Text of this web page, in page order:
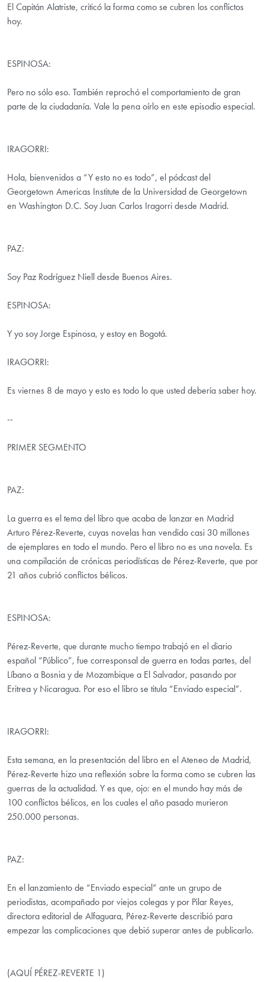
El Capitán Alatriste, criticó la forma como se cubren los conflictos
hoy.
ESPINOSA:
Pero no sólo eso. También reprochó el comportamiento de gran
parte de la ciudadanía. Vale la pena oírlo en este episodio especial.
IRAGORRI:
Hola, bienvenidos a “Y esto no es todo”, el pódcast del
Georgetown Americas Institute de la Universidad de Georgetown
en Washington D.C. Soy Juan Carlos Iragorri desde Madrid.
PAZ:
Soy Paz Rodríguez Niell desde Buenos Aires.
ESPINOSA:
Y yo soy Jorge Espinosa, y estoy en Bogotá.
IRAGORRI:
Es viernes 8 de mayo y esto es todo lo que usted debería saber hoy.
--
PRIMER SEGMENTO
PAZ:
La guerra es el tema del libro que acaba de lanzar en Madrid
Arturo Pérez-Reverte, cuyas novelas han vendido casi 30 millones
de ejemplares en todo el mundo. Pero el libro no es una novela. Es
una compilación de crónicas periodísticas de Pérez-Reverte, que por
21 años cubrió conflictos bélicos.
ESPINOSA:
Pérez-Reverte, que durante mucho tiempo trabajó en el diario
español “Público”, fue corresponsal de guerra en todas partes, del
Líbano a Bosnia y de Mozambique a El Salvador, pasando por
Eritrea y Nicaragua. Por eso el libro se titula “Enviado especial”.
IRAGORRI:
Esta semana, en la presentación del libro en el Ateneo de Madrid,
Pérez-Reverte hizo una reflexión sobre la forma como se cubren las
guerras de la actualidad. Y es que, ojo: en el mundo hay más de
100 conflictos bélicos, en los cuales el año pasado murieron
250.000 personas.
PAZ:
En el lanzamiento de “Enviado especial” ante un grupo de
periodistas, acompañado por viejos colegas y por Pilar Reyes,
directora editorial de Alfaguara, Pérez-Reverte describió para
empezar las complicaciones que debió superar antes de publicarlo.
(AQUÍ PÉREZ-REVERTE 1)